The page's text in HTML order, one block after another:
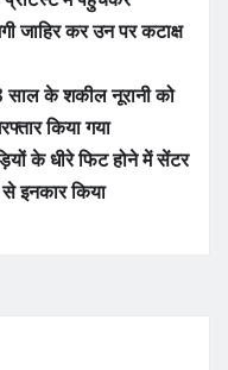
जाहिर कर उन पर कटाक्ष
साल के शकील नूरानी को
किया गया
के धीरे फिट होने में सेंटर
इनकार किया